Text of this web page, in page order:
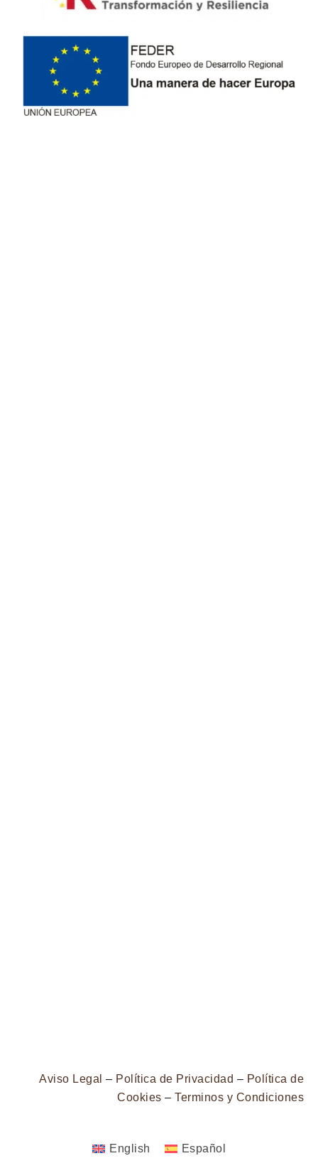
Aviso Legal – Política de Privacidad – Política de
Cookies – Terminos y Condiciones
English Español